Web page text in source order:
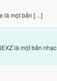
là một bản […]
là một bản nhạc